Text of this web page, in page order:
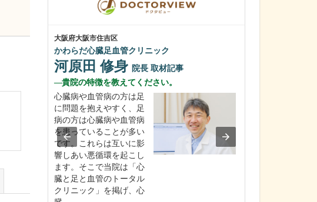
大阪府大阪市住吉区
かわらだ心臓足血管クリニック
河原田 修身 院長 取材記事
貴院の特徴を教えてください。
心臓病や血管病の方は足
に問題を抱えやすく、足
病の方は心臓病や血管病
を患っていることが多い
です。これらは互いに影
響しあい悪循環を起こし
ます。そこで当院は「心
臓と足と血管のトータル
クリニック」を掲げ、心